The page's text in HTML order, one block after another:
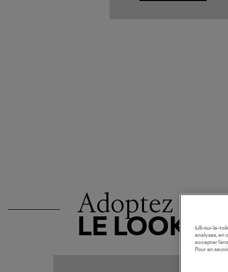
Adoptez
LE LOOK
lulli-sur-la-
analyses, en
accepter
Pour en